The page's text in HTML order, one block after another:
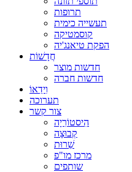
תרופות
תעשייה כימית
קוסמטיקה
הפקת טיאנג'יה
חֲדָשׁוֹת
חדשות מוצר
חדשות חברה
וִידֵאוֹ
תערוכה
צור קשר
הִיסטוֹרִיָה
קְבוּצָה
שֵׁרוּת
מרכז מו"פ
שותפים